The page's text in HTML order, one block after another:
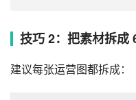
技巧 2：把素材拆成
建议每张运营图都拆成：